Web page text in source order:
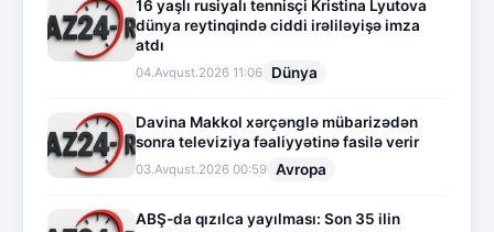
16 yaşlı rusiyalı tennisçi Kristina Lyutova
dünya reytinqində ciddi irəliləyişə imza
atdı
04.Avqust.2026 11:06 Dünya
Davina Makkol xərçənglə mübarizədən
sonra televiziya fəaliyyətinə fasilə verir
03.Avqust.2026 00:59 Avropa
ABŞ-da qızılca yayılması: Son 35 ilin